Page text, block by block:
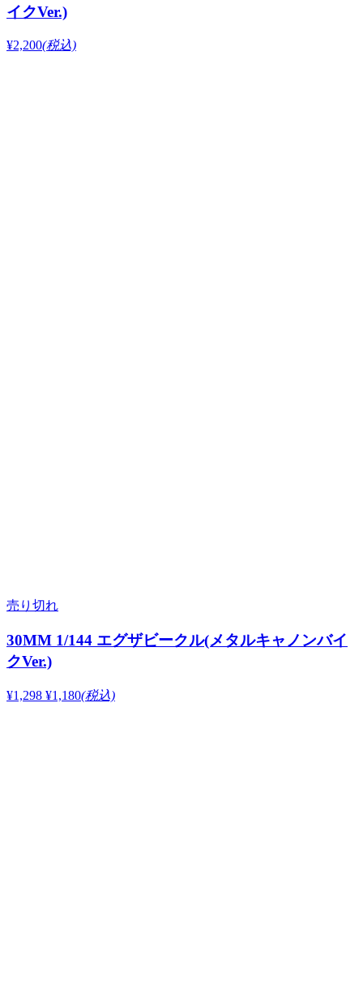
イクVer.)
¥2,200(税込)
売り切れ
30MM 1/144 エグザビークル(メタルキャノンバイ
クVer.)
¥1,298 ¥1,180(税込)